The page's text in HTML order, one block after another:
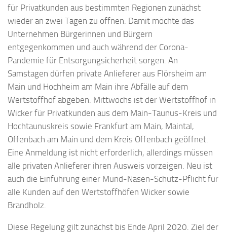
für Privatkunden aus bestimmten Regionen zunächst
wieder an zwei Tagen zu öffnen. Damit möchte das
Unternehmen Bürgerinnen und Bürgern
entgegenkommen und auch während der Corona-
Pandemie für Entsorgungsicherheit sorgen. An
Samstagen dürfen private Anlieferer aus Flörsheim am
Main und Hochheim am Main ihre Abfälle auf dem
Wertstoffhof abgeben. Mittwochs ist der Wertstoffhof in
Wicker für Privatkunden aus dem Main-Taunus-Kreis und
Hochtaunuskreis sowie Frankfurt am Main, Maintal,
Offenbach am Main und dem Kreis Offenbach geöffnet.
Eine Anmeldung ist nicht erforderlich, allerdings müssen
alle privaten Anlieferer ihren Ausweis vorzeigen. Neu ist
auch die Einführung einer Mund-Nasen-Schutz-Pflicht für
alle Kunden auf den Wertstoffhöfen Wicker sowie
Brandholz.
Diese Regelung gilt zunächst bis Ende April 2020. Ziel der